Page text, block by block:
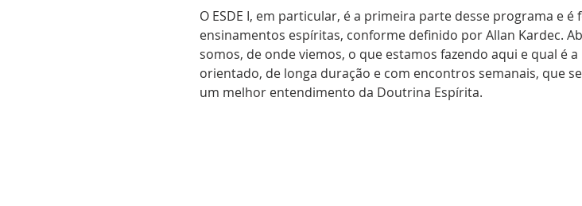
O ESDE I, em particular, é a primeira parte desse programa e
ensinamentos espíritas, conforme definido por Allan Kardec.
somos, de onde viemos, o que estamos fazendo aqui e qual é
orientado, de longa duração e com encontros semanais, que
um melhor entendimento da Doutrina Espírita.